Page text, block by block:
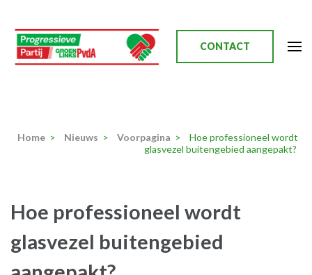
naar
inhoud
(Druk
CONTACT
Home > Nieuws > Voorpagina >
Hoe professioneel wordt
glasvezel buitengebied aangepakt?
Hoe professioneel wordt
glasvezel buitengebied